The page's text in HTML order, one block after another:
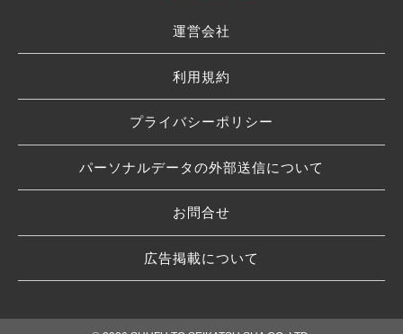
運営会社
利用規約
プライバシーポリシー
パーソナルデータの外部送信について
お問合せ
広告掲載について